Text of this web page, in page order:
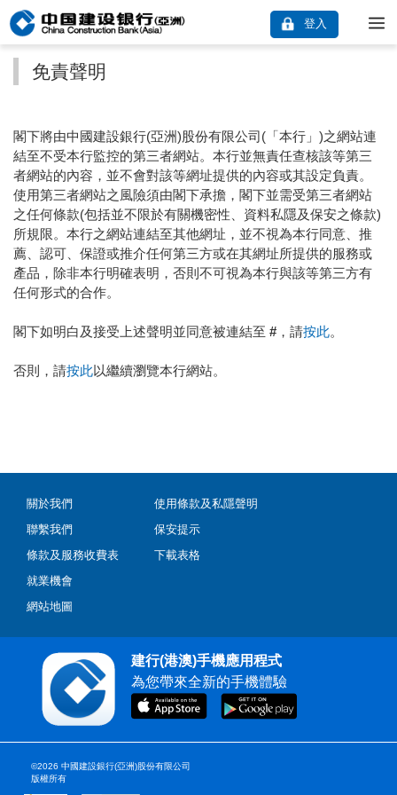
登入
免責聲明
閣下將由中國建設銀行(亞洲)股份有限公司(「本行」)之網站連
結至不受本行監控的第三者網站。本行並無責任查核該等第三
者網站的內容，並不會對該等網址提供的內容或其設定負責。
使用第三者網站之風險須由閣下承擔，閣下並需受第三者網站
之任何條款(包括並不限於有關機密性、資料私隱及保安之條款)
所規限。本行之網站連結至其他網址，並不視為本行同意、推
薦、認可、保證或推介任何第三方或在其網址所提供的服務或
產品，除非本行明確表明，否則不可視為本行與該等第三方有
任何形式的合作。
閣下如明白及接受上述聲明並同意被連結至 # ，請按此。
否則，請按此以繼續瀏覽本行網站。
關於我們
聯繫我們
條款及服務收費表
就業機會
網站地圖
使用條款及私隱聲明
保安提示
下載表格
建行(港澳)手機應用程式
為您帶來全新的手機體驗
©2026 中國建設銀行(亞洲)股份有限公司
版權所有